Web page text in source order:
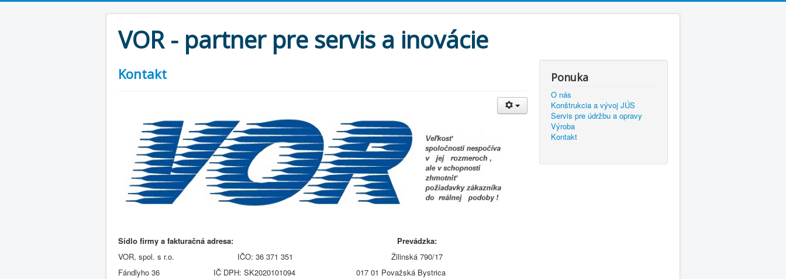
VOR - partner pre servis a inovácie
Kontakt
Sídlo firmy a fakturačná adresa: Prevádzka:
VOR, spol. s r.o. IČO: 36 371 351 Žilinská 790/17
Fándlyho 36 IČ DPH: SK2020101094 017 01 Považská Bystrica
Ponuka
O nás
Konštrukcia a vývoj JÚS
Servis pre údržbu a opravy
Výroba
Kontakt